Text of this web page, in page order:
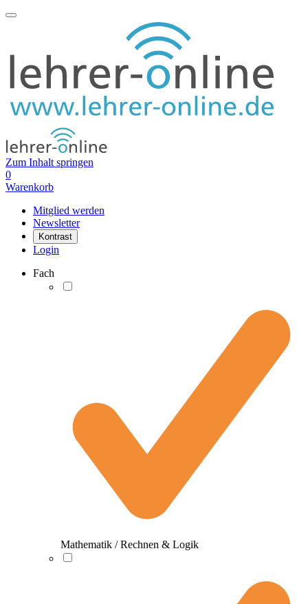
Zum Inhalt springen
0
Warenkorb
Mitglied werden
Newsletter
Kontrast
Login
Fach
Mathematik / Rechnen & Logik